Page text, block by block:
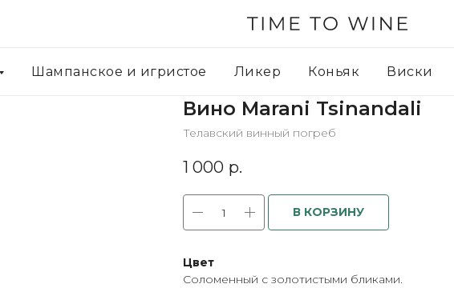
Шампанское и игристое Ликер Коньяк Виски
Вино Marani Tsinandali
Телавский винный погреб
1 000 р.
В КОРЗИНУ
Цвет
Соломенный с золотистыми бликами.